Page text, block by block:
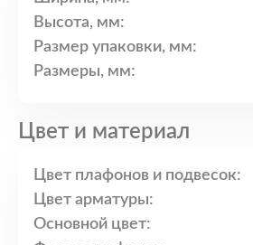
Высота, мм:
Размер упаковки, мм:
Размеры, мм:
Цвет и материал
Цвет плафонов и подвесок:
Цвет арматуры:
Основной цвет: